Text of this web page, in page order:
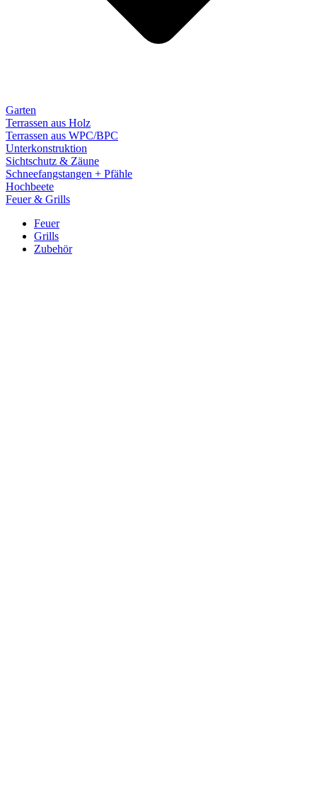
Garten
Terrassen aus Holz
Terrassen aus WPC/BPC
Unterkonstruktion
Sichtschutz & Zäune
Schneefangstangen + Pfähle
Hochbeete
Feuer & Grills
Feuer
Grills
Zubehör